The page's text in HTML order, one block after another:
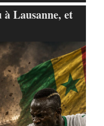
Lausanne, et